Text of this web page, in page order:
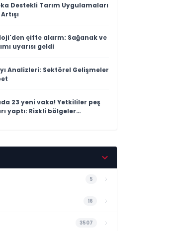
Destekli Tarım Uygulamaları
çifte alarm: Sağanak ve
uyarısı geldi
Analizleri: Sektörel Gelişmeler
23 yeni vaka! Yetkililer peş
yaptı: Riskli bölgeler
5
16
3507